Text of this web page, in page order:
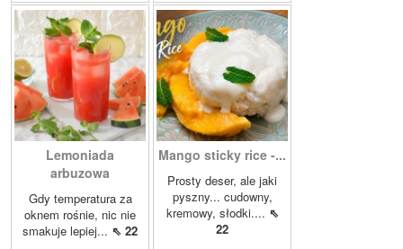
Lemoniada
arbuzowa
Gdy temperatura za
oknem rośnie, nic nie
smakuje lepiej... ⇖ 22
Mango sticky rice -...
Prosty deser, ale jaki
pyszny... cudowny,
kremowy, słodki.... ⇖
22